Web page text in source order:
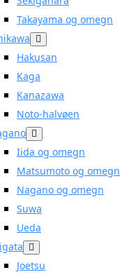
Takayama og omegn
Hakusan
Kaga
Kanazawa
Noto-halvøen
Iida og omegn
Matsumoto og omegn
Nagano og omegn
Suwa
Ueda
Joetsu